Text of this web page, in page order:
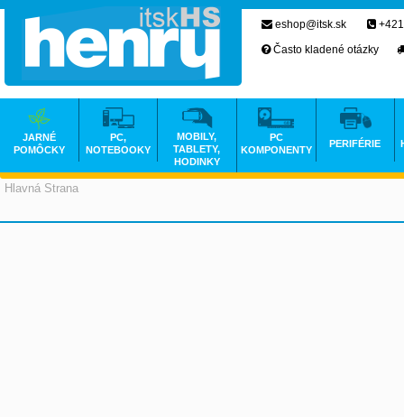
Hlavná Strana
eshop@itsk.sk
Často kladené otázky
JARNÉ
POMÔCKY
PC,
NOTEBOOKY
MOBILY,
TABLETY,
HODINKY
PC
KOMPONENTY
PERIFÉRIE